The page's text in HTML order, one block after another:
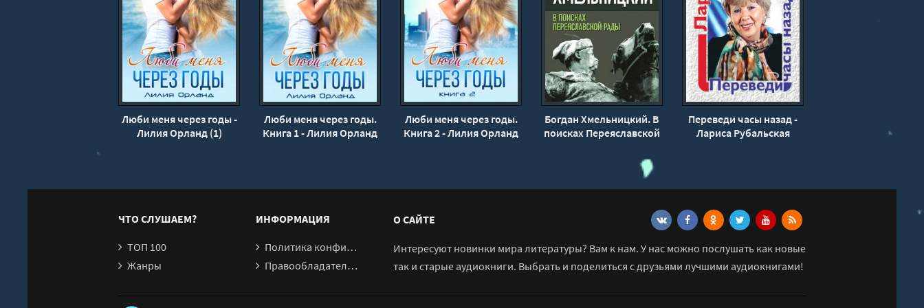
Люби меня через годы -
Лилия Орланд (1)
Люби меня через годы.
Книга 1 - Лилия Орланд
Люби меня через годы.
Книга 2 - Лилия Орланд
Богдан Хмельницкий. В
поисках Переяславской
Андреев, Максим
Переведи часы назад -
Лариса Рубальская
ЧТО СЛУШАЕМ?
ТОП 100
Жанры
ИНФОРМАЦИЯ
Политика конфиденциальности
Правообладателям
О САЙТЕ
Интересуют новинки мира литературы? Вам к нам. У нас можно послушать как новые
так и старые аудиокниги. Выбрать и поделиться с друзьями лучшими аудиокнигами!